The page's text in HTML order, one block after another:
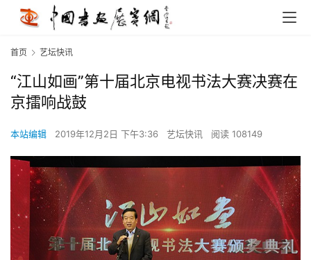
首页 艺坛快讯
“江山如画”第十届北京电视书法大赛决赛在
京擂响战鼓
本站编辑 2019年12月2日 下午3:36 艺坛快讯 阅读 108149